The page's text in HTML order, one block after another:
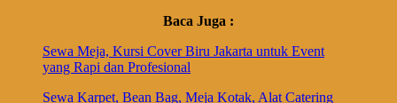
Baca Juga :
Sewa Meja, Kursi Cover Biru Jakarta untuk Event
yang Rapi dan Profesional
Sewa Karpet, Bean Bag, Meja Kotak, Alat Catering